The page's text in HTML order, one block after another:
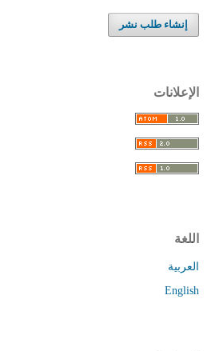
إنشاء طلب نشر
الإعلانات
اللغة
العربية
English